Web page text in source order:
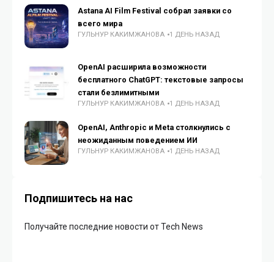
Astana AI Film Festival собрал заявки со
всего мира
ГУЛЬНУР КАКИМЖАНОВА 1 ДЕНЬ НАЗАД
OpenAI расширила возможности
бесплатного ChatGPT: текстовые запросы
стали безлимитными
ГУЛЬНУР КАКИМЖАНОВА 1 ДЕНЬ НАЗАД
OpenAI, Anthropic и Meta столкнулись с
неожиданным поведением ИИ
ГУЛЬНУР КАКИМЖАНОВА 1 ДЕНЬ НАЗАД
Подпишитесь на нас
Получайте последние новости от Tech News